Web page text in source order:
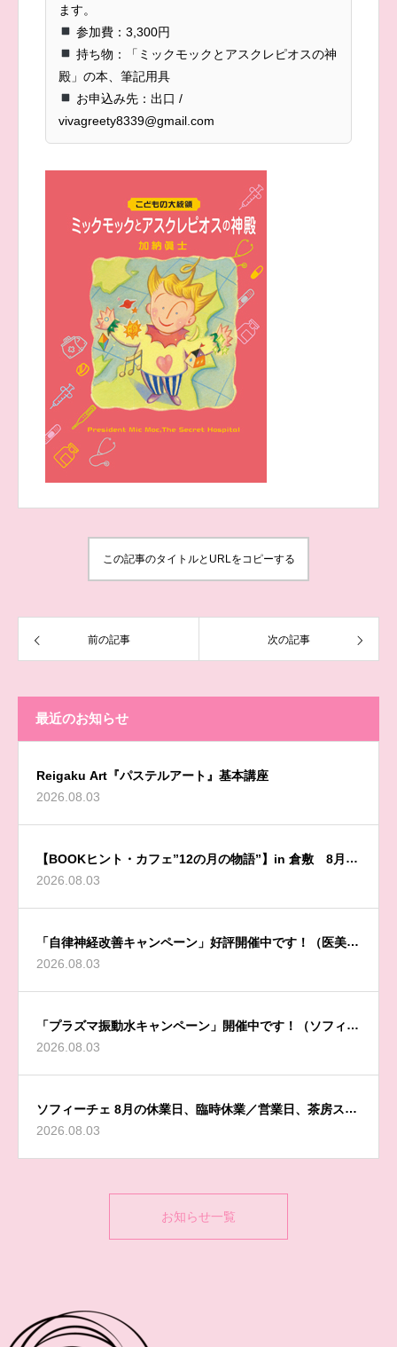
ます。
参加費：3,300円
持ち物：「ミックモックとアスクレピオスの神
殿」の本、筆記用具
お申込み先：出口 /
vivagreety8339@gmail.com
この記事のタイトルとURLをコピーする
前の記事 次の記事
最近のお知らせ
Reigaku Art『パステルアート』基本講座
2026.08.03
【BOOKヒント・カフェ”12の月の物語”】in 倉敷 8月開
催のお知らせ
2026.08.03
「自律神経改善キャンペーン」好評開催中です！（医美同
源 Sophyceからのお知らせ）
2026.08.03
「プラズマ振動水キャンペーン」開催中です！（ソフィー
チェからのお知らせ）
2026.08.03
ソフィーチェ 8月の休業日、臨時休業／営業日、茶房スペ
ース／施術ルーム休業日のお知らせ（医美同源 Sophyce
2026.08.03
お知らせ一覧